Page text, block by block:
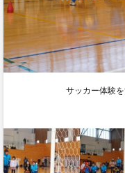
サッカー体験